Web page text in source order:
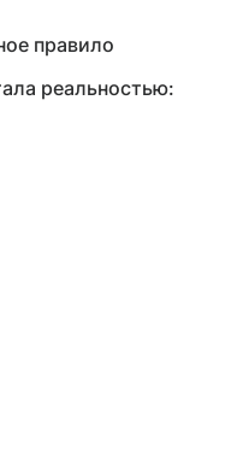
правило
реальностью: